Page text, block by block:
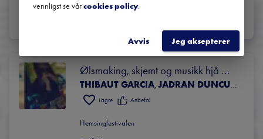
Ølsmaking, skjemt og musikk hjå
Små Vesen
THIBAUT GARCIA, JADRAN DUNCUMB
Lagre Anbefal
Hemsingfestivalen
vennligst se vårcookies policy.
Avvis Jeg aksepterer